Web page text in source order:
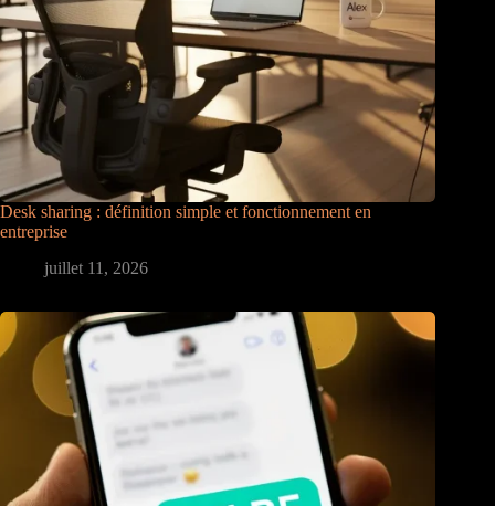
Desk sharing : définition simple et fonctionnement en
entreprise
juillet 11, 2026